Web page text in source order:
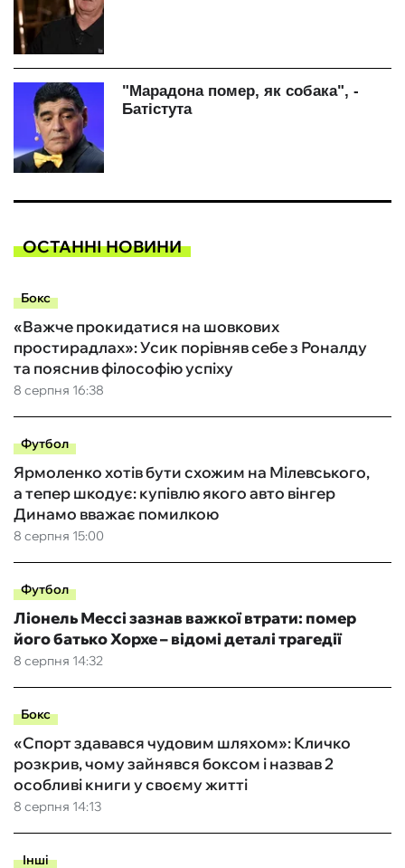
ОСТАННІ НОВИНИ
Бокс
8 серпня 16:38
«Важче прокидатися на шовкових
простирадлах»: Усик порівняв себе з Роналду
та пояснив філософію успіху
Футбол
8 серпня 15:00
Ярмоленко хотів бути схожим на Мілевського,
а тепер шкодує: купівлю якого авто вінгер
Динамо вважає помилкою
Футбол
8 серпня 14:32
Ліонель Мессі зазнав важкої втрати: помер
його батько Хорхе – відомі деталі трагедії
Бокс
8 серпня 14:13
«Спорт здавався чудовим шляхом»: Кличко
розкрив, чому зайнявся боксом і назвав 2
особливі книги у своєму житті
Інші